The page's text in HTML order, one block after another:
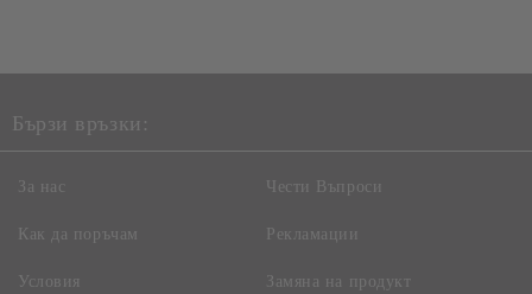
Бързи връзки:
За нас
Как да поръчам
Условия
Чести Въпроси
Рекламации
Замяна на продукт